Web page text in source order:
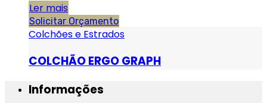
Ler mais
Solicitar Orçamento
Colchões e Estrados
COLCHÃO ERGO GRAPH
Informações